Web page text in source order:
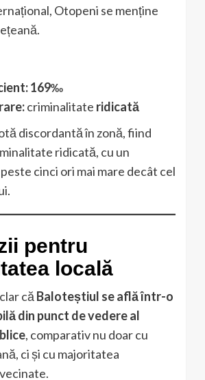
Otopeni se menține
169‰
criminalitate ridicată
discordantă în zonă, fiind
ridicată, cu un
cinci ori mai mare decât cel
pentru
locală
că Baloteștiul se află într-o
din punct de vedere al
, comparativ nu doar cu
ci și cu majoritatea